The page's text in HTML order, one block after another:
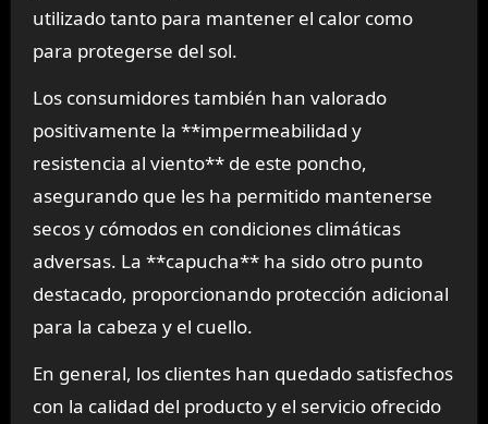
utilizado tanto para mantener el calor como
para protegerse del sol.
Los consumidores también han valorado
positivamente la **impermeabilidad y
resistencia al viento** de este poncho,
asegurando que les ha permitido mantenerse
secos y cómodos en condiciones climáticas
adversas. La **capucha** ha sido otro punto
destacado, proporcionando protección adicional
para la cabeza y el cuello.
En general, los clientes han quedado satisfechos
con la calidad del producto y el servicio ofrecido